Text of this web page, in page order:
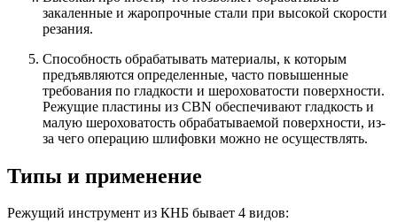
закаленные и жаропрочные стали при высокой скорости
резания.
Способность обрабатывать материалы, к которым
предъявляются определенные, часто повышенные
требования по гладкости и шероховатости поверхности.
Режущие пластины из CBN обеспечивают гладкость и
малую шероховатость обрабатываемой поверхности, из-
за чего операцию шлифовки можно не осуществлять.
Типы и применение
Режущий инструмент из КНБ бывает 4 видов: